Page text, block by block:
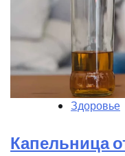
Здоровье
Капельница